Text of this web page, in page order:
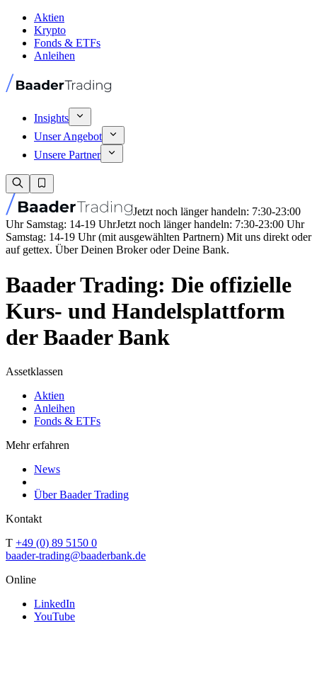
Aktien
Krypto
Fonds & ETFs
Anleihen
Insights
Unser Angebot
Unsere Partner
Jetzt noch länger handeln: 7:30-23:00
Uhr Samstag: 14-19 UhrJetzt noch länger handeln: 7:30-23:00 Uhr
Samstag: 14-19 Uhr (mit ausgewählten Partnern) Mit uns direkt oder
auf gettex. Über Deinen Broker oder Deine Bank.
Baader Trading: Die offizielle
Kurs- und Handelsplattform
der Baader Bank
Assetklassen
Aktien
Anleihen
Fonds & ETFs
Mehr erfahren
News
Über Baader Trading
Kontakt
T +49 (0) 89 5150 0
baader-trading@baaderbank.de
Online
LinkedIn
YouTube